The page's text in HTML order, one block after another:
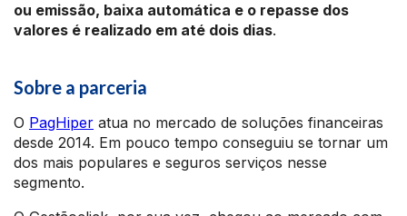
ou emissão, baixa automática e o repasse dos
valores é realizado em até dois dias.
Sobre a parceria
O PagHiper atua no mercado de soluções financeiras
desde 2014. Em pouco tempo conseguiu se tornar um
dos mais populares e seguros serviços nesse
segmento.